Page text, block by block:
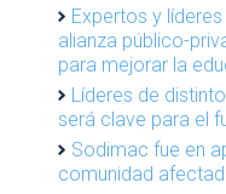
Expertos y
alianza público-
para mejorar la
Líderes de
será clave para el
Sodimac fue en
comunidad